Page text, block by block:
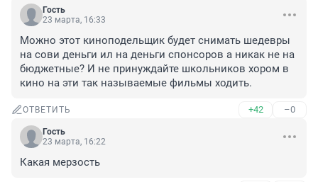
Гость
23 марта, 16:33
Можно этот киноподельщик будет снимать шедевры
на сови деньги ил на деньги спонсоров а никак не на
бюджетные? И не принуждайте школьников хором в
кино на эти так называемые фильмы ходить.
ОТВЕТИТЬ +42 –0
Гость
23 марта, 16:22
Какая мерзость